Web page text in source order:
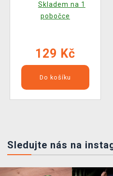
Skladem na 1
pobočce
129 Kč
Do košíku
Sledujte nás na